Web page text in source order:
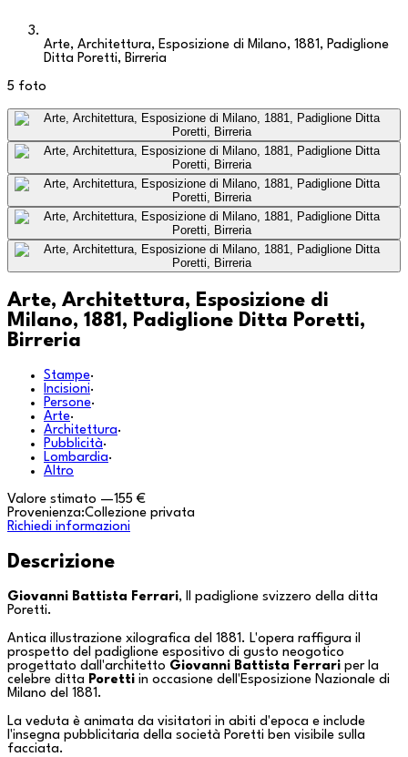
Arte, Architettura, Esposizione di Milano, 1881, Padiglione
Ditta Poretti, Birreria
5 foto
Arte, Architettura, Esposizione di
Milano, 1881, Padiglione Ditta Poretti,
Birreria
Stampe·
Incisioni·
Persone·
Arte·
Architettura·
Pubblicità·
Lombardia·
Altro
Valore stimato —155 €
Provenienza:Collezione privata
Richiedi informazioni
Descrizione
Giovanni Battista Ferrari,
Il padiglione svizzero della ditta
Poretti.
Antica illustrazione xilografica del 1881. L'opera raffigura il
prospetto del padiglione espositivo di gusto neogotico
progettato dall'architetto Giovanni Battista Ferrari per la
celebre ditta Poretti in occasione dell'Esposizione Nazionale di
Milano del 1881.
La veduta è animata da visitatori in abiti d'epoca e include
l'insegna pubblicitaria della società Poretti ben visibile sulla
facciata.